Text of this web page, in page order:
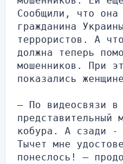
Сообщили, что она
гражданина
террористов. А
должна теперь
мошенников. При
показались
— По видеосвязи в
кобура. А сзади -
Тычет мне
понеслось! —